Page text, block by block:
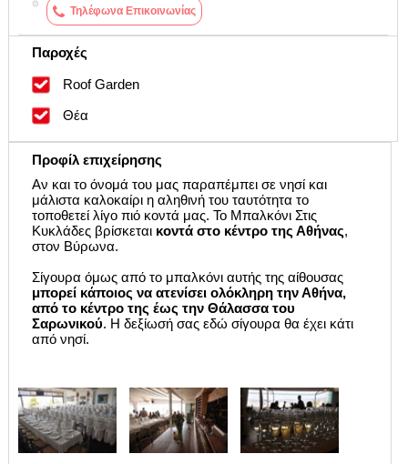
Τηλέφωνα Επικοινωνίας
Παροχές
Roof Garden
Θέα
Προφίλ επιχείρησης
Αν και το όνομά του μας παραπέμπει σε νησί και
μάλιστα καλοκαίρι η αληθινή του ταυτότητα το
τοποθετεί λίγο πιό κοντά μας. Το Μπαλκόνι Στις
Κυκλάδες βρίσκεται κοντά στο κέντρο της Αθήνας,
στον Βύρωνα.
Σίγουρα όμως από το μπαλκόνι αυτής της αίθουσας
μπορεί κάποιος να ατενίσει ολόκληρη την Αθήνα,
από το κέντρο της έως την Θάλασσα του
Σαρωνικού. Η δεξίωσή σας εδώ σίγουρα θα έχει κάτι
από νησί.